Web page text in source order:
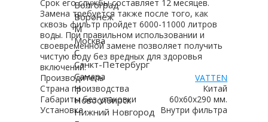
Срок его службы составляет 12 месяцев.
Замена требуется также после того, как
сквозь фильтр пройдет 6000-11000 литров
воды. При правильном использовании и
своевременной замене позволяет получить
чистую воду без вредных для здоровья
включений.
Производитель
VATTEN
Страна производства
Китай
Габариты без упаковки
60х60х290 мм.
Установка
Внутри фильтра
Волгоград
Воронеж
М
Москва
С
Санкт-Петербург
Самара
Н
Новосибирск
Нижний Новгород